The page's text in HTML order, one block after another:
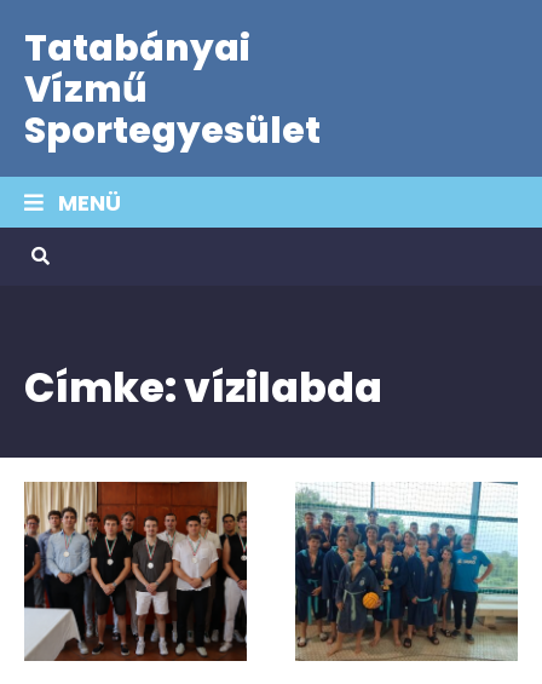
Tatabányai
Vízmű
Sportegyesület
MENÜ
Címke:vízilabda